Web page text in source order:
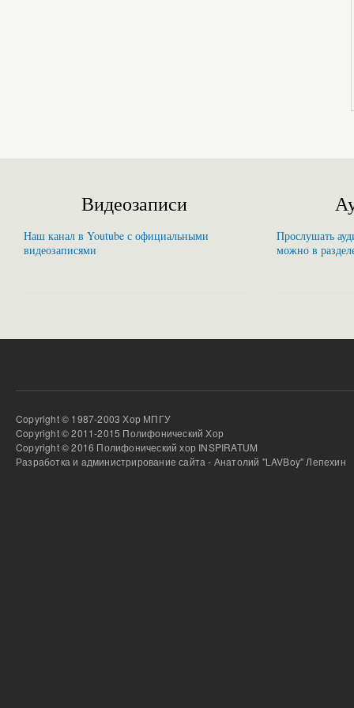
Видеозаписи
Наш канал в Youtube с официальными
видеозаписями
Прослушать
можно в
Copyright © 1987-2003 Хор МПГУ
Copyright © 2011-2015 Полифонический Хор
Copyright © 2016 Полифонический хор INSPIRATUM
Разработка и администрирование сайта - Анатолий "LAVBoy" Лепехин